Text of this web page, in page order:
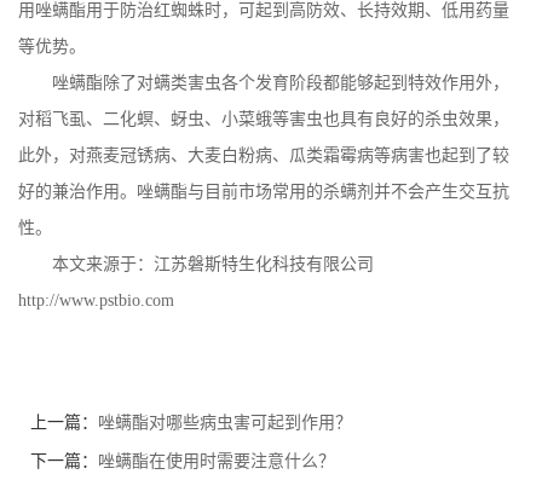
用唑螨酯用于防治红蜘蛛时，可起到高防效、长持效期、低用药量
等优势。
唑螨酯除了对螨类害虫各个发育阶段都能够起到特效作用外，
对稻飞虱、二化螟、蚜虫、小菜蛾等害虫也具有良好的杀虫效果，
此外，对燕麦冠锈病、大麦白粉病、瓜类霜霉病等病害也起到了较
好的兼治作用。唑螨酯与目前市场常用的杀螨剂并不会产生交互抗
性。
本文来源于：江苏磐斯特生化科技有限公司
http://www.pstbio.com
上一篇： 唑螨酯对哪些病虫害可起到作用？
下一篇： 唑螨酯在使用时需要注意什么？